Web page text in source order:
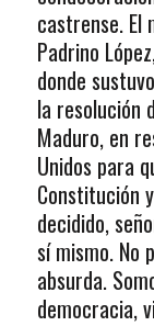
castrense. El
Padrino
donde
la resolución
Maduro, en
Unidos para
Constitución
decidido,
sí mismo. No
absurda.
democracia,